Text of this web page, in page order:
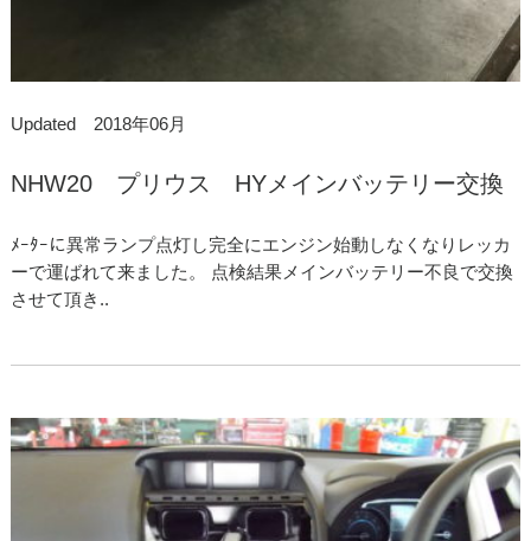
Updated 2018年06月
NHW20 プリウス HYメインバッテリー交換
ﾒｰﾀｰに異常ランプ点灯し完全にエンジン始動しなくなりレッカ
ーで運ばれて来ました。 点検結果メインバッテリー不良で交換
させて頂き..